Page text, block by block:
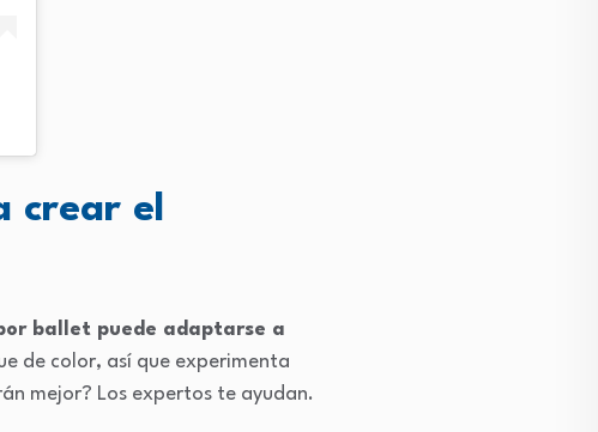
crear el
ballet puede adaptarse a
de color, así que experimenta
mejor? Los expertos te ayudan.